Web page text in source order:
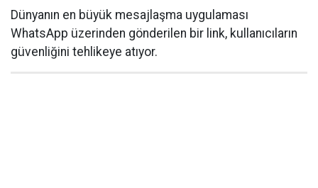
Dünyanın en büyük mesajlaşma uygulaması
WhatsApp üzerinden gönderilen bir link, kullanıcıların
güvenliğini tehlikeye atıyor.